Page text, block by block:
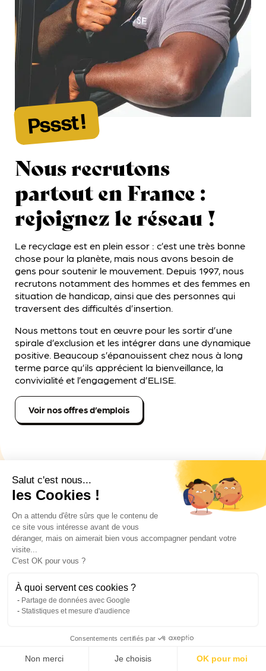
Pssst !
Nous recrutons
partout en France :
rejoignez le réseau !
Le recyclage est en plein essor : c’est une très bonne
chose pour la planète, mais nous avons besoin de
gens pour soutenir le mouvement. Depuis 1997, nous
recrutons notamment des hommes et des femmes en
situation de handicap, ainsi que des personnes qui
traversent des difficultés d’insertion.
Nous mettons tout en œuvre pour les sortir d’une
spirale d’exclusion et les intégrer dans une dynamique
positive. Beaucoup s’épanouissent chez nous à long
terme parce qu’ils apprécient la bienveillance, la
convivialité et l’engagement d’ELISE.
Voir nos offres d’emplois
Ça bouge chez
ELISE : toute
l'actualité du réseau
Salut c'est nous...
les Cookies !
On a attendu d'être sûrs que le contenu de
ce site vous intéresse avant de vous
déranger, mais on aimerait bien vous accompagner pendant votre
visite...
C'est OK pour vous ?
À quoi servent ces cookies ?
Partage de données avec Google
Statistiques et mesure d'audience
Consentements certifiés par
Non merci Je choisis OK pour moi